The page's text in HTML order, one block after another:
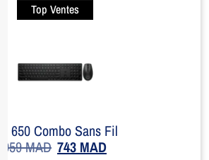
Top Ventes
HP 650 Combo Sans Fil
959MAD 743 MAD